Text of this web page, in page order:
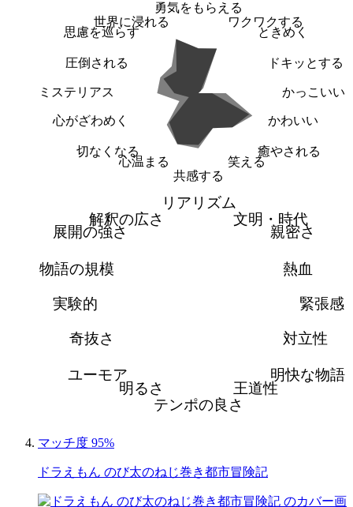
勇気をもらえる
ワクワクする
ときめく
ドキッとする
かっこいい
かわいい
癒やされる
笑える
共感する
心温まる
切なくなる
心がざわめく
ミステリアス
圧倒される
思慮を巡らす
世界に浸れる
リアリズム
文明・時代
親密さ
熱血
緊張感
対立性
明快な物語
王道性
テンポの良さ
明るさ
ユーモア
奇抜さ
実験的
物語の規模
展開の強さ
解釈の広さ
マッチ度 95%
ドラえもん のび太のねじ巻き都市冒険記